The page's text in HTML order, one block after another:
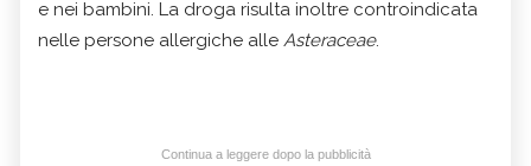
e nei bambini. La droga risulta inoltre controindicata
nelle persone allergiche alle Asteraceae.
Continua a leggere dopo la pubblicità